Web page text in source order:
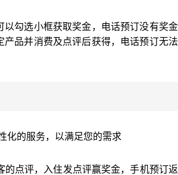
勾选小框获取奖金，电话预订没有奖
品并消费及点评后获得，电话预订无
化的服务，以满足您的需求
点评，入住发点评赢奖金，手机预订